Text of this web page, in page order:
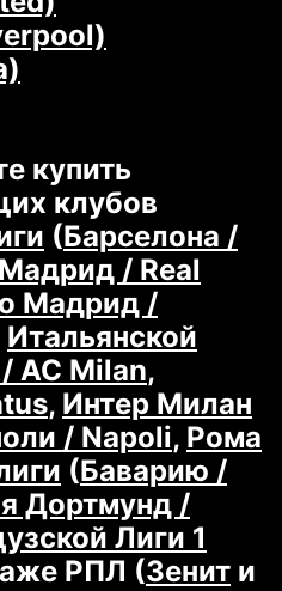
купить
клубов
(Барселона /
/ Real
Мадрид /
Итальянской
AC Milan,
, Интер Милан
/ Napoli, Рома
(Баварию /
Дортмунд /
Лиги 1
РПЛ (Зенит и